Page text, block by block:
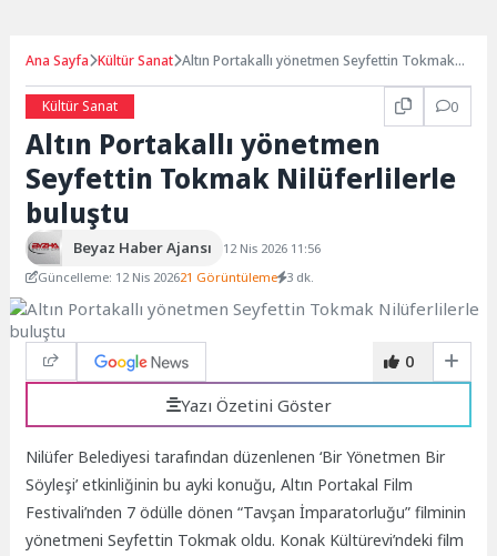
Ana Sayfa Kültür Sanat Altın Portakallı yönetmen Seyfettin Tokmak
Kültür Sanat
0
Altın Portakallı yönetmen
Seyfettin Tokmak Nilüferlilerle
buluştu
Beyaz Haber Ajansı
12 Nis 2026 11:56
Güncelleme: 12 Nis 202621 Görüntüleme 3 dk.
0
Yazı Özetini Göster
Nilüfer Belediyesi tarafından düzenlenen ‘Bir Yönetmen Bir
Söyleşi’ etkinliğinin bu ayki konuğu, Altın Portakal Film
Festivali’nden 7 ödülle dönen “Tavşan İmparatorluğu” filminin
yönetmeni Seyfettin Tokmak oldu. Konak Kültürevi’ndeki film